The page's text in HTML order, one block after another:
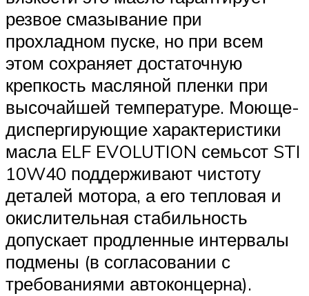
резвое смазывание при
прохладном пуске, но при всем
этом сохраняет достаточную
крепкость масляной пленки при
высочайшей температуре. Моюще-
диспергирующие характеристики
масла ELF EVOLUTION семьсот STI
10W40 поддерживают чистоту
деталей мотора, а его тепловая и
окислительная стабильность
допускает продленные интервалы
подмены (в согласовании с
требованиями автоконцерна).